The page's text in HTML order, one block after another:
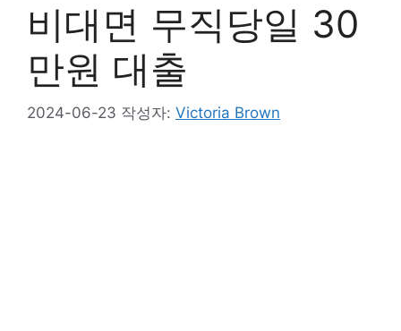
비대면 무직당일 30
만원 대출
2024-06-23 작성자: Victoria Brown